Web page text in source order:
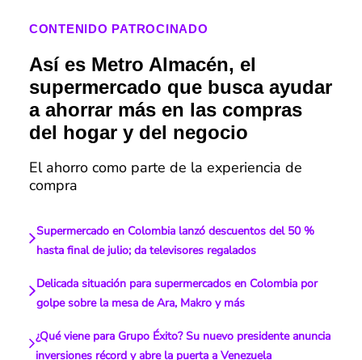
CONTENIDO PATROCINADO
Así es Metro Almacén, el
supermercado que busca ayudar
a ahorrar más en las compras
del hogar y del negocio
El ahorro como parte de la experiencia de
compra
Supermercado en Colombia lanzó descuentos del 50 %
hasta final de julio; da televisores regalados
Delicada situación para supermercados en Colombia por
golpe sobre la mesa de Ara, Makro y más
¿Qué viene para Grupo Éxito? Su nuevo presidente anuncia
inversiones récord y abre la puerta a Venezuela